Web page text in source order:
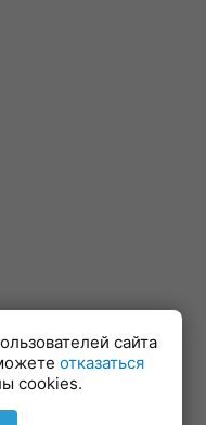
сайта
отказаться
cookies.